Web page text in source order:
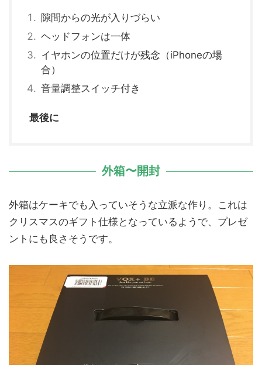
隙間からの光が入りづらい
ヘッドフォンは一体
イヤホンの位置だけが残念（iPhoneの場
合）
音量調整スイッチ付き
最後に
外箱〜開封
外箱はケーキでも入っていそうな立派な作り。これは
クリスマスのギフト仕様となっているようで、プレゼ
ントにも良さそうです。